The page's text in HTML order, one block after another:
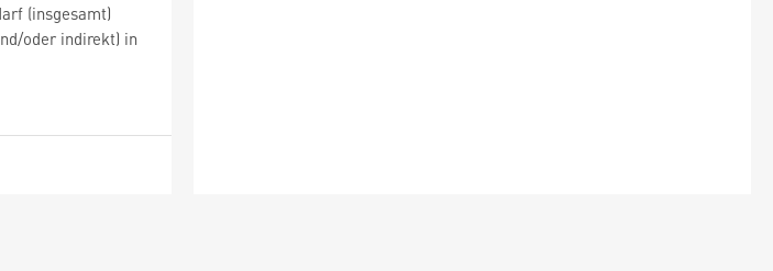
(insgesamt)
oder indirekt) in